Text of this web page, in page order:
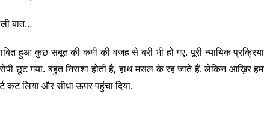
बात…
हुआ कुछ सबूत की कमी की वजह से बरी भी हो गए. पूरी न्यायिक
छूट गया. बहुत निराशा होती है, हाथ मसल के रह जाते हैं. लेकिन आख़िर
कट लिया और सीधा ऊपर पहुंचा दिया.